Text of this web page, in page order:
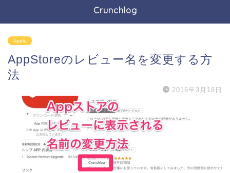
Crunchlog
Apple
AppStoreのレビュー名を変更する方
法
2016年3月18日